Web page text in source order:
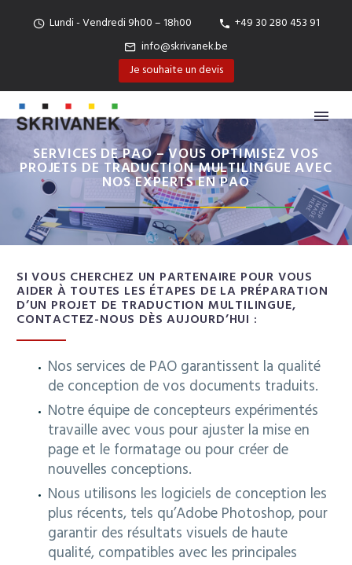
Lundi - Vendredi 9h00 – 18h00
+49 30 280 453 91
info@skrivanek.be
Je souhaite un devis
Français
SERVICES DE PAO – VOUS OPTIMISEZ VOS
PROJETS DE TRADUCTION MULTILINGUE AVEC
NOS EXPERTS EN PAO
SI VOUS CHERCHEZ UN PARTENAIRE POUR VOUS
AIDER À TOUTES LES ÉTAPES DE LA PRÉPARATION
D’UN PROJET DE TRADUCTION MULTILINGUE,
CONTACTEZ-NOUS DÈS AUJOURD’HUI :
Nos services de PAO garantissent la qualité
de conception de vos documents traduits.
Notre équipe de concepteurs expérimentés
travaille avec vous pour ajuster la mise en
page et le formatage ou pour créer de
nouvelles conceptions.
Nous utilisons les logiciels de conception les
plus récents, tels qu’Adobe Photoshop, pour
garantir des résultats visuels de haute
qualité, compatibles avec les principales